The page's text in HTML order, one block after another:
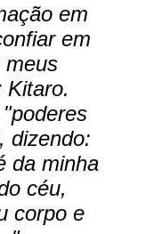
em
em
meus
Kitaro.
dizendo:
da minha
céu,
corpo e